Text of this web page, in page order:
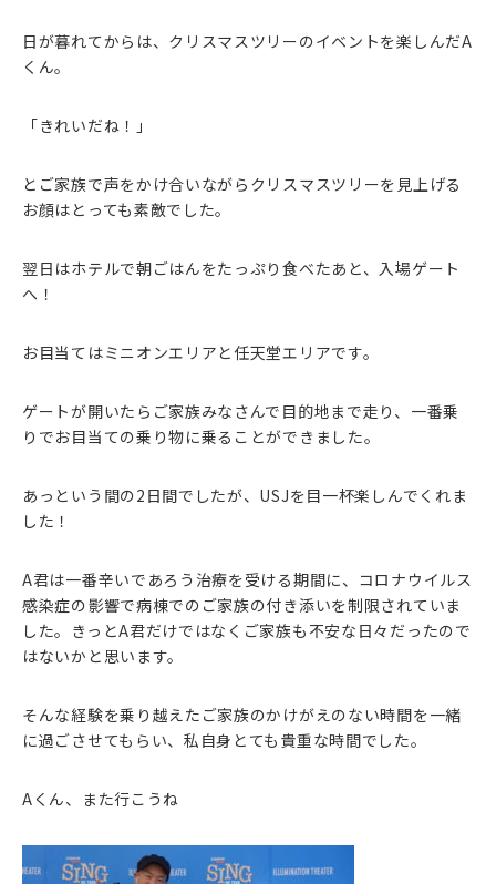
日が暮れてからは、クリスマスツリーのイベントを楽しんだA
くん。
「きれいだね！」
とご家族で声をかけ合いながらクリスマスツリーを見上げる
お顔はとっても素敵でした。
翌日はホテルで朝ごはんをたっぷり食べたあと、入場ゲート
へ！
お目当てはミニオンエリアと任天堂エリアです。
ゲートが開いたらご家族みなさんで目的地まで走り、一番乗
りでお目当ての乗り物に乗ることができました。
あっという間の2日間でしたが、USJを目一杯楽しんでくれま
した！
A君は一番辛いであろう治療を受ける期間に、コロナウイルス
感染症の影響で病棟でのご家族の付き添いを制限されていま
した。きっとA君だけではなくご家族も不安な日々だったので
はないかと思います。
そんな経験を乗り越えたご家族のかけがえのない時間を一緒
に過ごさせてもらい、私自身とても貴重な時間でした。
Aくん、また行こうね